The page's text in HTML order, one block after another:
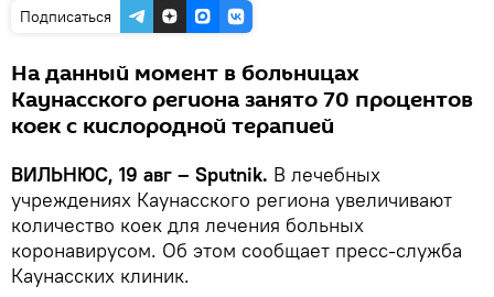
Подписаться
На данный момент в больницах
Каунасского региона занято 70 процентов
коек с кислородной терапией
ВИЛЬНЮС, 19 авг – Sputnik. В лечебных
учреждениях Каунасского региона увеличивают
количество коек для лечения больных
коронавирусом. Об этом сообщает пресс-служба
Каунасских клиник.